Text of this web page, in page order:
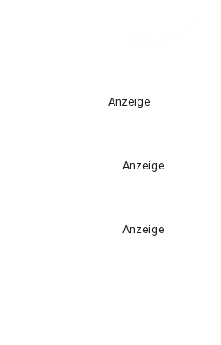
Anzeige
Anzeige
Anzeige